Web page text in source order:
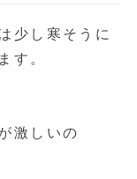
少し寒そうに
す。
激しいの